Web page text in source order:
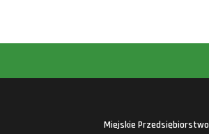
Miejskie Przedsiębiorstwo